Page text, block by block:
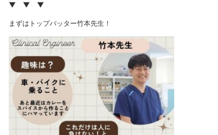
▼ ▼ ▼
まずはトップバッター竹本先生！